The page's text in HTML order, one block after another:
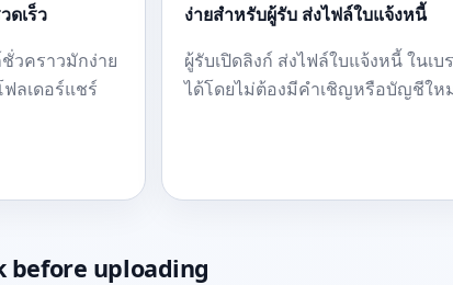
ดเร็ว
วคราวมักง่าย
ลเดอร์แชร์
ง่ายสำหรับผู้รับ ส่งไฟล์ใบแจ้งหนี้
ผู้รับเปิดลิงก์ ส่งไฟล์ใบแจ้งหนี้ ในเบ
ได้โดยไม่ต้องมีคำเชิญหรือบัญชีให
before uploading